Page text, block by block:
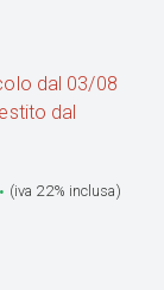
dal 03/08
dal
(iva 22% inclusa)